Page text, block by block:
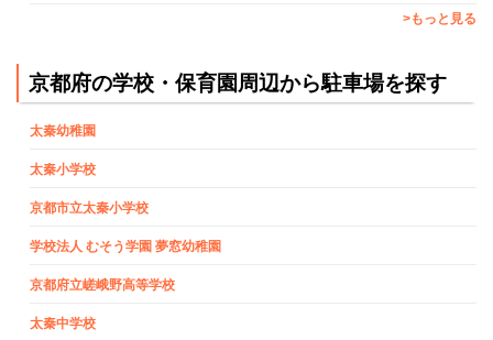
>もっと見る
京都府の学校・保育園周辺から駐車場を探す
太秦幼稚園
太秦小学校
京都市立太秦小学校
学校法人 むそう学園 夢窓幼稚園
京都府立嵯峨野高等学校
太秦中学校